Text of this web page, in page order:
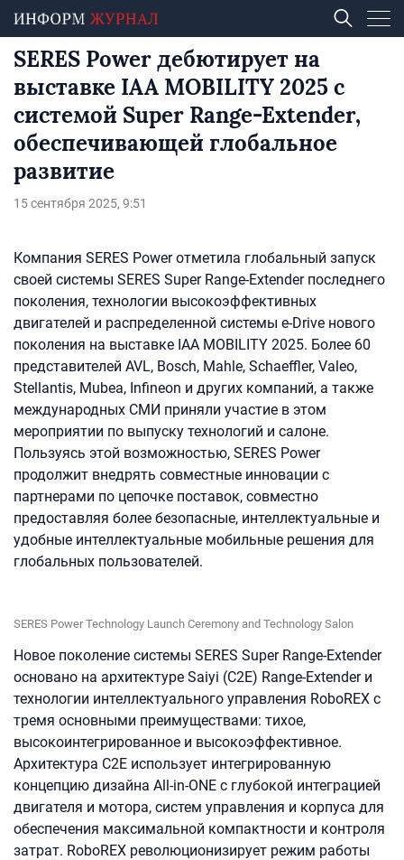
SERES Power дебютирует на
выставке IAA MOBILITY 2025 с
системой Super Range-Extender,
обеспечивающей глобальное
развитие
15 сентября 2025, 9:51
Компания SERES Power отметила глобальный запуск
своей системы SERES Super Range-Extender последнего
поколения, технологии высокоэффективных
двигателей и распределенной системы e-Drive нового
поколения на выставке IAA MOBILITY 2025. Более 60
представителей AVL, Bosch, Mahle, Schaeffler, Valeo,
Stellantis, Mubea, Infineon и других компаний, а также
международных СМИ приняли участие в этом
мероприятии по выпуску технологий и салоне.
Пользуясь этой возможностью, SERES Power
продолжит внедрять совместные инновации с
партнерами по цепочке поставок, совместно
предоставляя более безопасные, интеллектуальные и
удобные интеллектуальные мобильные решения для
глобальных пользователей.
SERES Power Technology Launch Ceremony and Technology Salon
Новое поколение системы SERES Super Range-Extender
основано на архитектуре Saiyi (C2E) Range-Extender и
технологии интеллектуального управления RoboREX с
тремя основными преимуществами: тихое,
высокоинтегрированное и высокоэффективное.
Архитектура C2E использует интегрированную
концепцию дизайна All-in-ONE с глубокой интеграцией
двигателя и мотора, систем управления и корпуса для
обеспечения максимальной компактности и контроля
затрат. RoboREX революционизирует режим работы